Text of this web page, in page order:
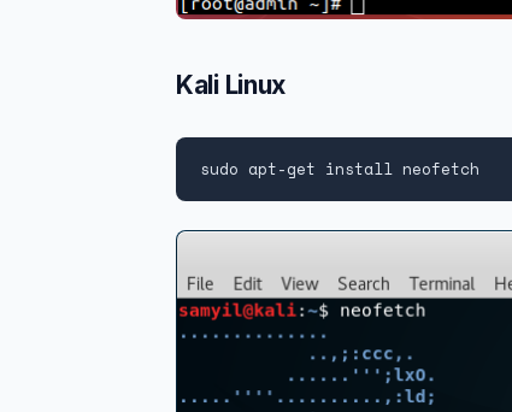
Kali Linux
sudo apt-get install neofetch